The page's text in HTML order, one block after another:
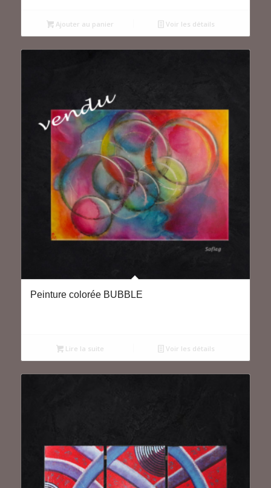
Ajouter au panier Voir les détails
Peinture colorée BUBBLE
Lire la suite Voir les détails